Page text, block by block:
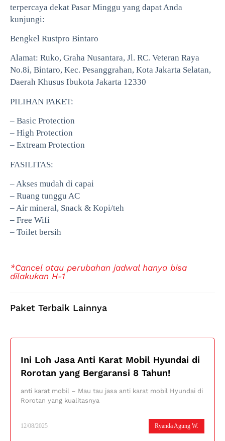
terpercaya dekat Pasar Minggu yang dapat Anda
kunjungi:
Bengkel Rustpro Bintaro
Alamat: Ruko, Graha Nusantara, Jl. RC. Veteran Raya
No.8i, Bintaro, Kec. Pesanggrahan, Kota Jakarta Selatan,
Daerah Khusus Ibukota Jakarta 12330
PILIHAN PAKET:
– Basic Protection
– High Protection
– Extream Protection
FASILITAS:
– Akses mudah di capai
– Ruang tunggu AC
– Air mineral, Snack & Kopi/teh
– Free Wifi
– Toilet bersih
*Cancel atau perubahan jadwal hanya bisa
dilakukan H-1
Paket Terbaik Lainnya
Ini Loh Jasa Anti Karat Mobil Hyundai di
Rorotan yang Bergaransi 8 Tahun!
Ryanda Agung W.
12/08/2025
anti karat mobil – Mau tau jasa anti karat mobil Hyundai di
Rorotan yang kualitasnya